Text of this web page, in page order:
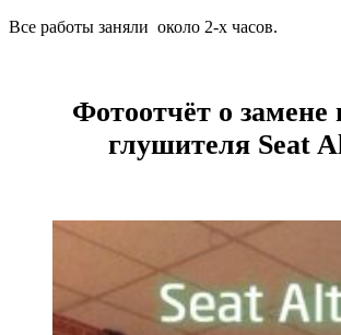
Все работы заняли около 2-х часов.
Фотоотчёт о
глушителя Seat